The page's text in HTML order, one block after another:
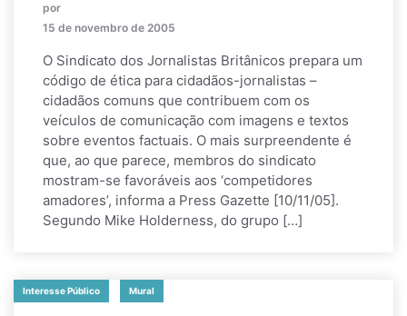
por
15 de novembro de 2005
O Sindicato dos Jornalistas Britânicos prepara um
código de ética para cidadãos-jornalistas –
cidadãos comuns que contribuem com os
veículos de comunicação com imagens e textos
sobre eventos factuais. O mais surpreendente é
que, ao que parece, membros do sindicato
mostram-se favoráveis aos ‘competidores
amadores’, informa a Press Gazette [10/11/05].
Segundo Mike Holderness, do grupo […]
Interesse Público Mural